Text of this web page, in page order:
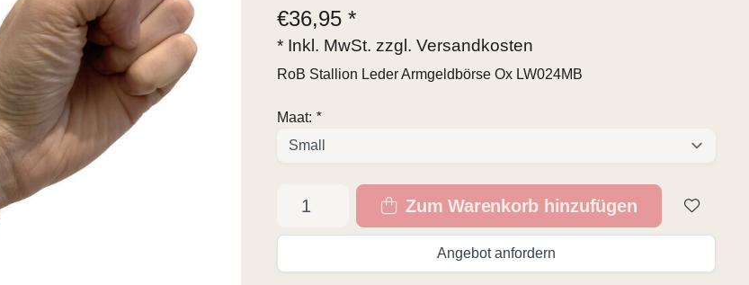
€36,95 *
* Inkl. MwSt. zzgl.Versandkosten
RoB Stallion Leder Armgeldbörse Ox LW024MB
Maat: *
Zum Warenkorb hinzufügen
Angebot anfordern